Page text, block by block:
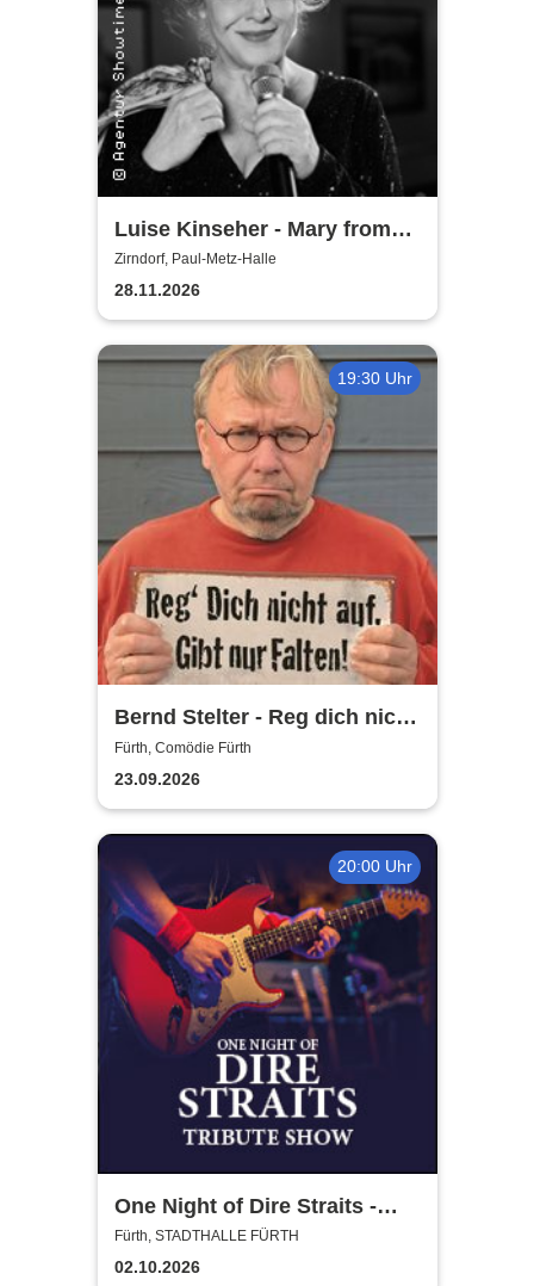
Luise Kinseher - Mary from
Bavary - Endlich Solo!
Zirndorf, Paul-Metz-Halle
28.11.2026
19:30 Uhr
Bernd Stelter - Reg dich nicht
auf. Gibt nur Falten!
Fürth, Comödie Fürth
23.09.2026
20:00 Uhr
One Night of Dire Straits -
Tribute Show
Fürth, STADTHALLE FÜRTH
02.10.2026